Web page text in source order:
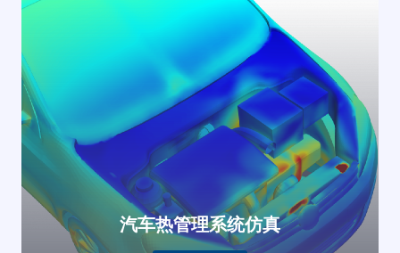
汽车热管理系统仿真